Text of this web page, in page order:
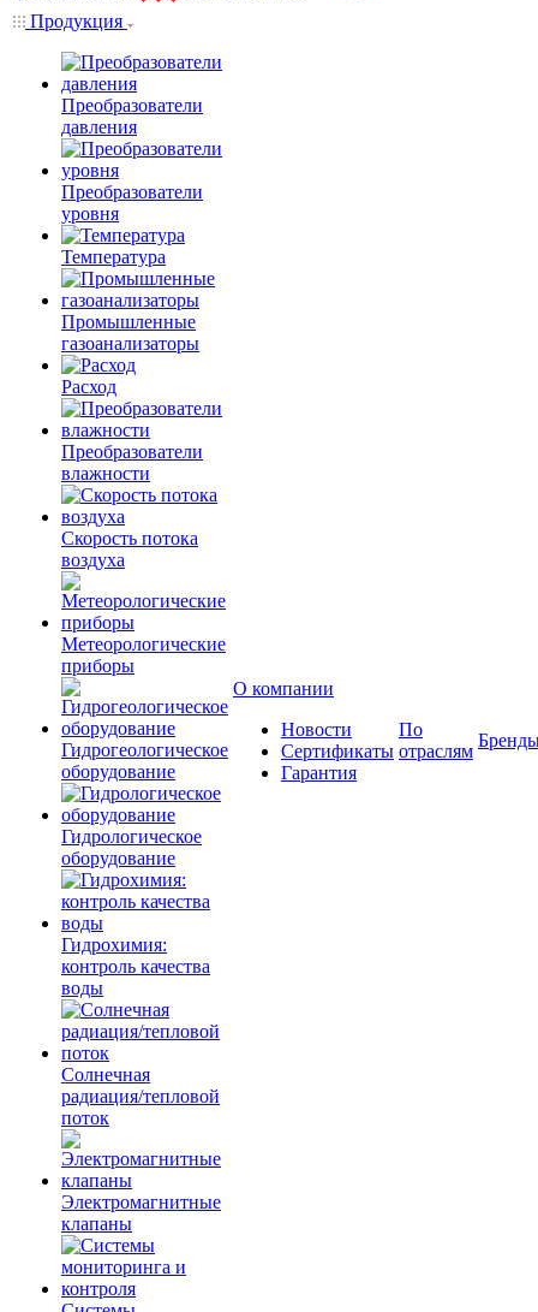
Продукция
Преобразователи
давления
Преобразователи
уровня
Температура
Промышленные
газоанализаторы
Расход
Преобразователи
влажности
Скорость потока
воздуха
Метеорологические
приборы
Гидрогеологическое
оборудование
Гидрологическое
оборудование
Гидрохимия:
контроль качества
воды
Солнечная
радиация/тепловой
поток
Электромагнитные
клапаны
О компании
Новости
Сертификаты
Гарантия
По
отраслям